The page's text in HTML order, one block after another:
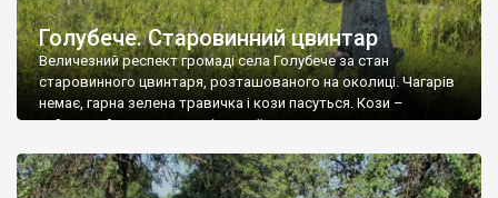
Голубече. Старовинний цвинтар
Величезний респект громаді села Голубече за стан
старовинного цвинтаря, розташованого на околиці. Чагарів
немає, гарна зелена травичка і кози пасуться. Кози –
найкращий регулятор шкідливої, для старих кладовищ,
бруньками, кози ті бруньки обгризають, бо то улюблений
делікатес. На цвинтарі у Голубечому ціла колекція